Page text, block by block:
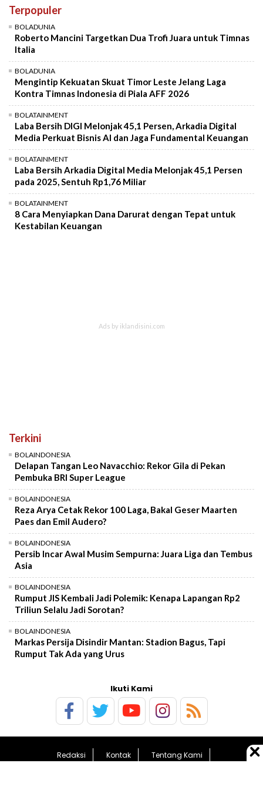
Terpopuler
BOLADUNIA
Roberto Mancini Targetkan Dua Trofi Juara untuk Timnas
Italia
BOLADUNIA
Mengintip Kekuatan Skuat Timor Leste Jelang Laga
Kontra Timnas Indonesia di Piala AFF 2026
BOLATAINMENT
Laba Bersih DIGI Melonjak 45,1 Persen, Arkadia Digital
Media Perkuat Bisnis AI dan Jaga Fundamental Keuangan
BOLATAINMENT
Laba Bersih Arkadia Digital Media Melonjak 45,1 Persen
pada 2025, Sentuh Rp1,76 Miliar
BOLATAINMENT
8 Cara Menyiapkan Dana Darurat dengan Tepat untuk
Kestabilan Keuangan
Terkini
BOLAINDONESIA
Delapan Tangan Leo Navacchio: Rekor Gila di Pekan
Pembuka BRI Super League
BOLAINDONESIA
Reza Arya Cetak Rekor 100 Laga, Bakal Geser Maarten
Paes dan Emil Audero?
BOLAINDONESIA
Persib Incar Awal Musim Sempurna: Juara Liga dan Tembus
Asia
BOLAINDONESIA
Rumput JIS Kembali Jadi Polemik: Kenapa Lapangan Rp2
Triliun Selalu Jadi Sorotan?
BOLAINDONESIA
Markas Persija Disindir Mantan: Stadion Bagus, Tapi
Rumput Tak Ada yang Urus
Ikuti Kami
Redaksi Kontak
Tentang Kami